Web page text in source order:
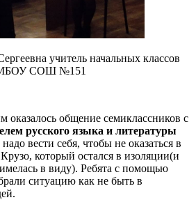
учитель начальных классов
СОШ №151
общение семиклассников с
русского языка и литературы
вести себя, чтобы не оказаться в
который остался в изоляции(и
в виду). Ребята с помощью
ситуацию как не быть в